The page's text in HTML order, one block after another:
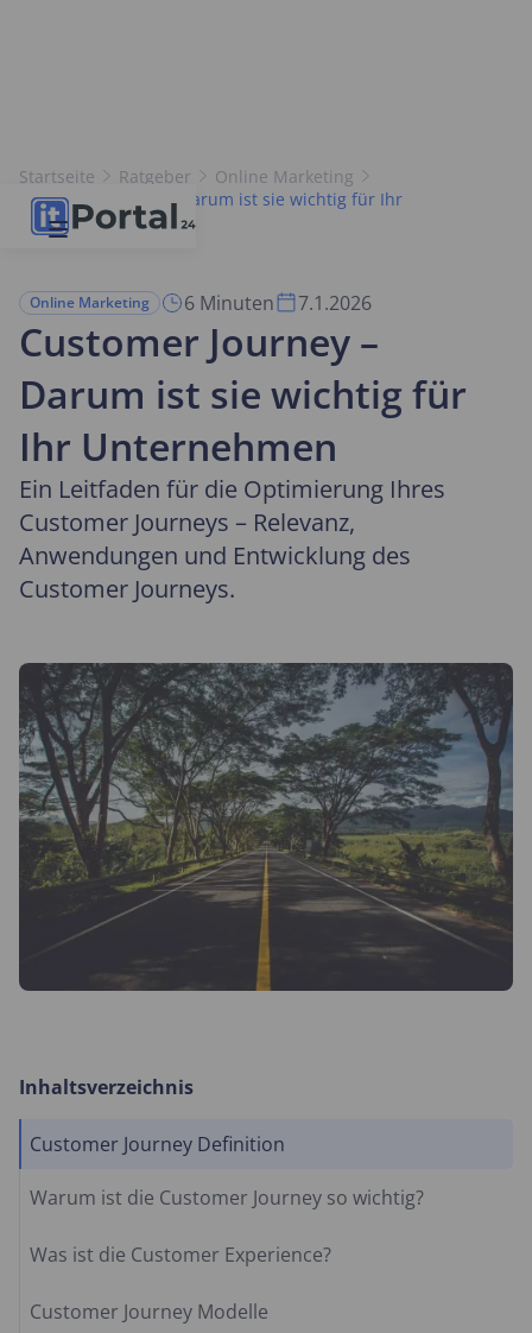
Startseite Ratgeber
Online Marketing
Customer Journey – Darum ist sie wichtig für Ihr
Unternehmen
Online Marketing 6 Minuten 7.1.2026
Customer Journey –
Darum ist sie wichtig für
Ihr Unternehmen
Ein Leitfaden für die Optimierung Ihres
Customer Journeys – Relevanz,
Anwendungen und Entwicklung des
Customer Journeys.
Inhaltsverzeichnis
Customer Journey Definition
Warum ist die Customer Journey so wichtig?
Was ist die Customer Experience?
Customer Journey Modelle